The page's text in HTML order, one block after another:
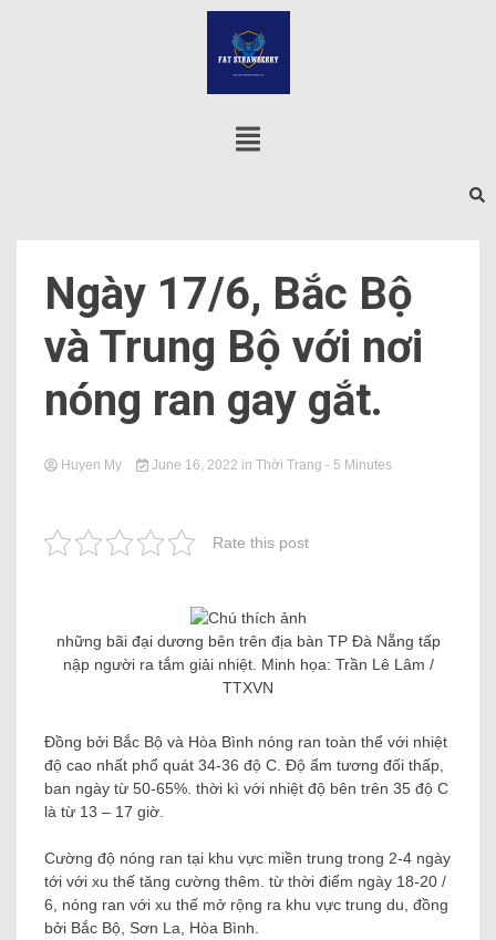
Ngày 17/6, Bắc Bộ
và Trung Bộ với nơi
nóng ran gay gắt.
Huyen My June 16, 2022 in Thời Trang - 5 Minutes
Rate this post
những bãi đại dương bên trên địa bàn TP Đà Nẵng tấp
nập người ra tắm giải nhiệt. Minh họa: Trần Lê Lâm /
TTXVN
Đồng bởi Bắc Bộ và Hòa Bình nóng ran toàn thể với nhiệt
độ cao nhất phổ quát 34-36 độ C. Độ ẩm tương đối thấp,
ban ngày từ 50-65%. thời kì với nhiệt độ bên trên 35 độ C
là từ 13 – 17 giờ.
Cường độ nóng ran tại khu vực miền trung trong 2-4 ngày
tới với xu thế tăng cường thêm. từ thời điểm ngày 18-20 /
6, nóng ran với xu thế mở rộng ra khu vực trung du, đồng
bởi Bắc Bộ, Sơn La, Hòa Bình.